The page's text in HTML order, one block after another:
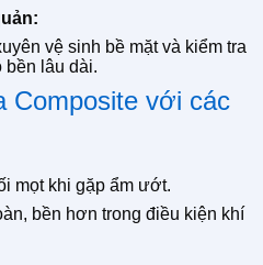
vệ sinh bề mặt và kiểm tra
bền lâu dài.
Composite với các
mọt khi gặp ẩm ướt.
bền hơn trong điều kiện khí